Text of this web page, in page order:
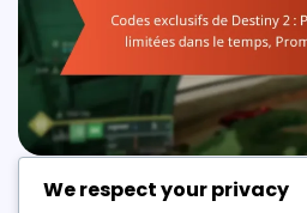
BUNGIE.NET ÉCHANGER DES CODES
We respect your privacy